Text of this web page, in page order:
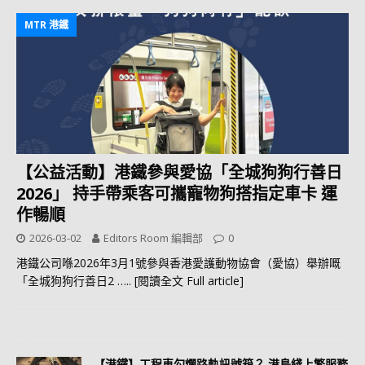
MTR 港鐵
【公益活動】港鐵參與愛協「全城狗狗行善日
2026」 持手帶乘客可攜寵物狗搭指定車卡 運
作暢順
2026-03-02 Editors Room 編輯部 0
港鐵公司喺2026年3月1號參與香港愛護動物協會（愛協）舉辦嘅
「全城狗狗行善日2 ….. [閱讀全文 Full article]